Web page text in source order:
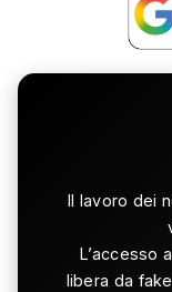
Il lavoro dei
L’accesso
libera da